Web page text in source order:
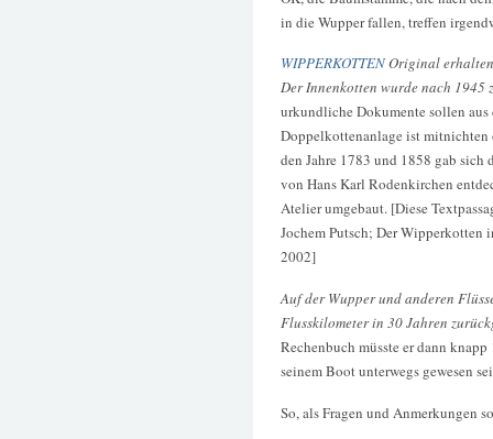
in die Wupper fallen, treffen
WIPPERKOTTENOriginal
Der Innenkotten wurde nach 1945
urkundliche Dokumente sollen aus
Doppelkottenanlage ist mitnichten
den Jahre 1783 und 1858 gab
von Hans Karl Rodenkirchen
Atelier umgebaut. [Diese
Jochem Putsch; Der Wipperkotten
2002]
Auf der Wupper und anderen
Flusskilometer in 30 Jahren
Rechenbuch müsste er dann
seinem Boot unterwegs gewesen
So, als Fragen und Anmerkungen